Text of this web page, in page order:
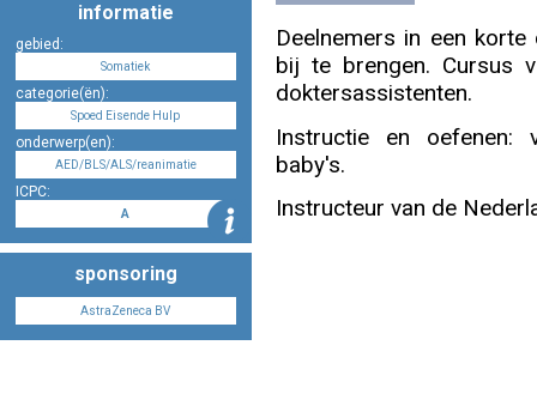
Zoek op kaart
Registreren
Inloggen
informatie
gebied:
Somatiek
categorie(ën):
Spoed Eisende Hulp
onderwerp(en):
AED/BLS/ALS/reanimatie
ICPC:
A
sponsoring
AstraZeneca BV
Deelnemers in een
bij te brengen. Cursus
doktersassistenten.
Instructie en oefenen:
baby's.
Instructeur van de